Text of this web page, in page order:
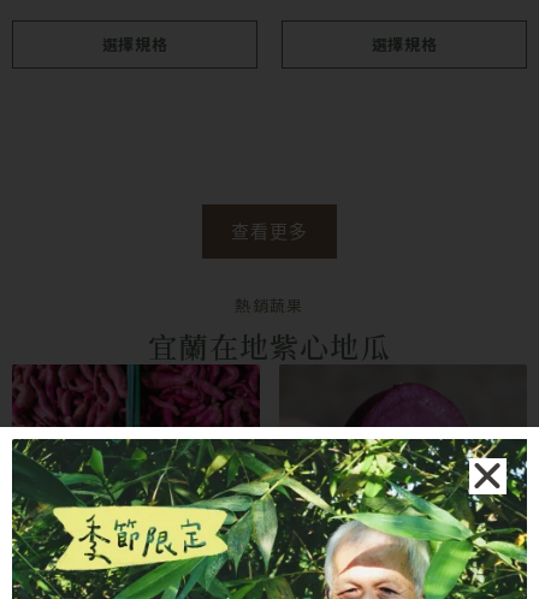
選擇規格
在
選擇規格
在
選
擇
查看更多
熱銷蔬果
宜蘭在地紫心地瓜
地瓜從土裡一鏟一鏟挖出來，費時費力。紫心地瓜甜度
高、水份充足，口感綿密香甜不膩。我們特別請謝大哥挑